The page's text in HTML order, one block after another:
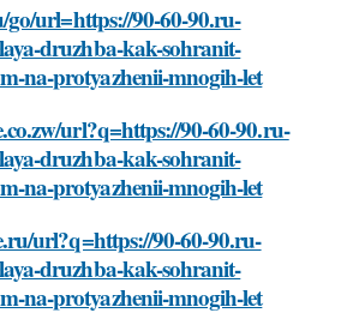
go/url=https://90-60-90.ru-
druzhba-kak-sohranit-
na-protyazhenii-mnogih-let
url?q=https://90-60-90.ru-
druzhba-kak-sohranit-
na-protyazhenii-mnogih-let
url?q=https://90-60-90.ru-
druzhba-kak-sohranit-
na-protyazhenii-mnogih-let